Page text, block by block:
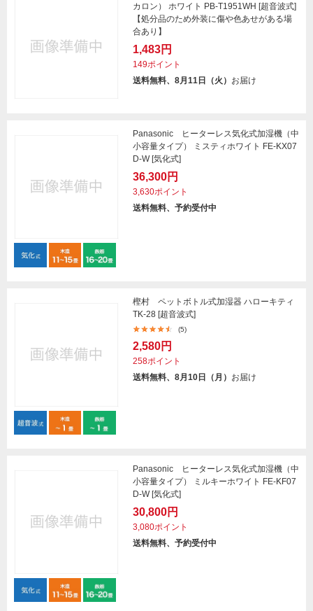
カロン） ホワイト PB-T1951WH [超音波式]
【処分品のため外装に傷や色あせがある場
合あり】
1,483円
149ポイント
送料無料、8月11日（火） お届け
Panasonic ヒーターレス気化式加湿機（中
小容量タイプ） ミスティホワイト FE-KX07
D-W [気化式]
36,300円
3,630ポイント
送料無料、予約受付中
樫村 ペットボトル式加湿器 ハローキティ
TK-28 [超音波式]
(5)
2,580円
258ポイント
送料無料、8月10日（月） お届け
Panasonic ヒーターレス気化式加湿機（中
小容量タイプ） ミルキーホワイト FE-KF07
D-W [気化式]
30,800円
3,080ポイント
送料無料、予約受付中